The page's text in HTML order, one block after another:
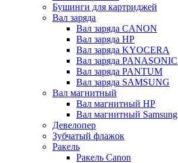
Бушинги для картриджей
Вал заряда
Вал заряда CANON
Вал заряда HP
Вал заряда KYOCERA
Вал заряда PANASONIC
Вал заряда PANTUM
Вал заряда SAMSUNG
Вал магнитный
Вал магнитный HP
Вал магнитный Samsung
Девелопер
Зубчатый флажок
Ракель
Ракель Canon